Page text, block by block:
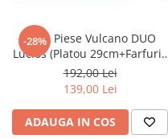
-28%
Set 2 Piese Vulcano DUO
Lucios (Platou 29cm+Farfurie
Lucioasa 20cm)
192,00 Lei
139,00 Lei
ADAUGA IN COS